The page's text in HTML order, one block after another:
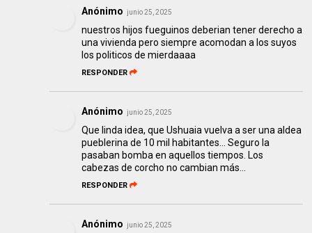
Anónimo junio 25, 2025
nuestros hijos fueguinos deberian tener derecho a
una vivienda pero siempre acomodan a los suyos
los politicos de mierdaaaa
RESPONDER
Anónimo junio 25, 2025
Que linda idea, que Ushuaia vuelva a ser una aldea
pueblerina de 10 mil habitantes... Seguro la
pasaban bomba en aquellos tiempos. Los
cabezas de corcho no cambian más...
RESPONDER
Anónimo junio 25, 2025